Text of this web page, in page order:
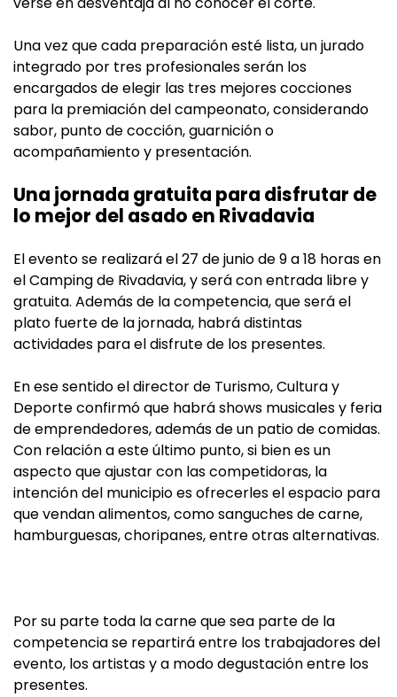
Una vez que cada preparación esté lista, un jurado
integrado por tres profesionales serán los
encargados de elegir las tres mejores cocciones
para la premiación del campeonato, considerando
sabor, punto de cocción, guarnición o
acompañamiento y presentación.
Una jornada gratuita para disfrutar de
lo mejor del asado en Rivadavia
El evento se realizará el 27 de junio de 9 a 18 horas en
el Camping de Rivadavia, y será con entrada libre y
gratuita. Además de la competencia, que será el
plato fuerte de la jornada, habrá distintas
actividades para el disfrute de los presentes.
En ese sentido el director de Turismo, Cultura y
Deporte confirmó que habrá shows musicales y feria
de emprendedores, además de un patio de comidas.
Con relación a este último punto, si bien es un
aspecto que ajustar con las competidoras, la
intención del municipio es ofrecerles el espacio para
que vendan alimentos, como sanguches de carne,
hamburguesas, choripanes, entre otras alternativas.
Por su parte toda la carne que sea parte de la
competencia se repartirá entre los trabajadores del
evento, los artistas y a modo degustación entre los
presentes.